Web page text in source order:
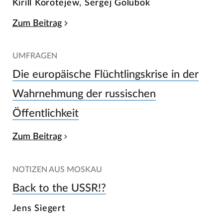
Kirill Korotejew, Sergej Golubok
Zum Beitrag
UMFRAGEN
Die europäische Flüchtlingskrise in der
Wahrnehmung der russischen
Öffentlichkeit
Zum Beitrag
NOTIZEN AUS MOSKAU
Back to the USSR!?
Jens Siegert